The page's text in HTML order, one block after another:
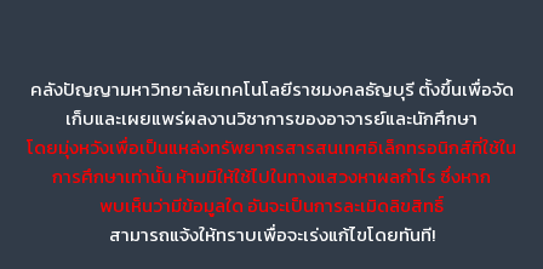
คลังปัญญามหาวิทยาลัยเทคโนโลยีราชมงคลธัญบุรี ตั้งขึ้นเพื่อจัด
เก็บและเผยแพร่ผลงานวิชาการของอาจารย์และนักศึกษา
โดยมุ่งหวังเพื่อเป็นแหล่งทรัพยากรสารสนเทศอิเล็กทรอนิกส์ที่ใช้ใน
การศึกษาเท่านั้น ห้ามมิให้ใช้ไปในทางแสวงหาผลกำไร ซึ่งหาก
พบเห็นว่ามีข้อมูลใด อันจะเป็นการละเมิดลิขสิทธิ์
สามารถแจ้งให้ทราบเพื่อจะเร่งแก้ไขโดยทันที!